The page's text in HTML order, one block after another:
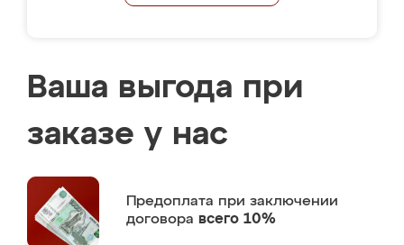
Ваша выгода при
заказе у нас
Предоплата при заключении
договора всего 10%